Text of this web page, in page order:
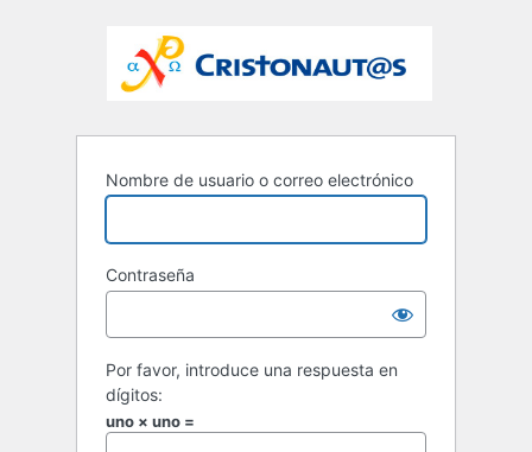
Nombre de usuario o correo electrónico
Contraseña
Por favor, introduce una respuesta en
dígitos:
uno × uno =